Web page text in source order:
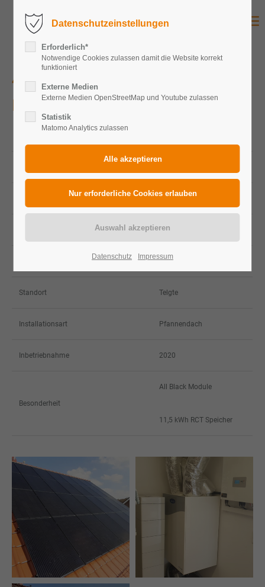
48291 Telgte
Privat
32
monokristallin
Durchschnittlicher Jahresertrag ca. 9.400 kWh
Standort Telgte
Installationsart Pfannendach
Inbetriebnahme 2020
Besonderheit
All Black Module
11,5 kWh RCT Speicher
Datenschutzeinstellungen
Erforderlich*
Notwendige Cookies zulassen damit die Website korrekt
funktioniert
Externe Medien
Externe Medien OpenStreetMap und Youtube zulassen
Statistik
Matomo Analytics zulassen
Datenschutz Impressum